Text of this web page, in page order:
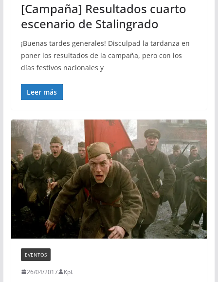
[Campaña] Resultados cuarto
escenario de Stalingrado
¡Buenas tardes generales! Disculpad la tardanza en
poner los resultados de la campaña, pero con los
días festivos nacionales y
Leer más
EVENTOS
26/04/2017 Kpi.